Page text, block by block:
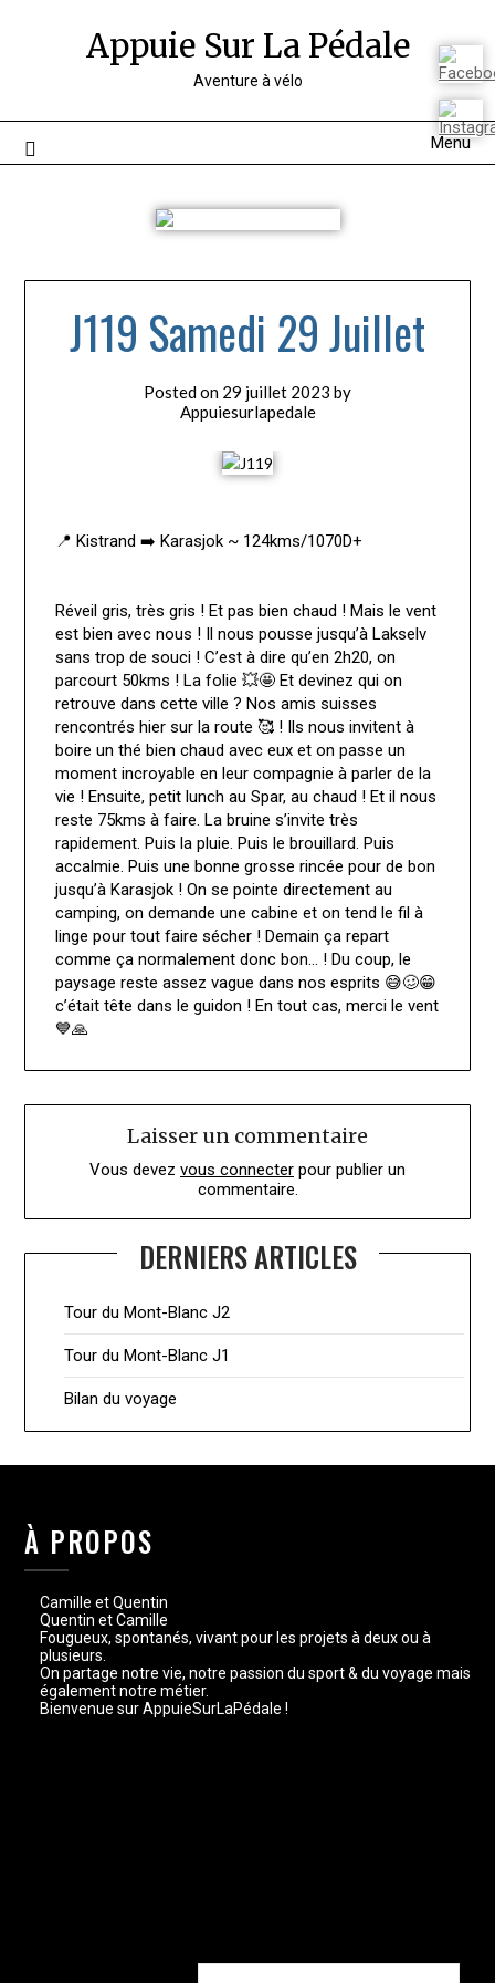
Appuie Sur La Pédale
Aventure à vélo
Menu
J119 Samedi 29 Juillet
Posted on 29 juillet 2023 by
Appuiesurlapedale
📍 Kistrand ➡️ Karasjok ~ 124kms/1070D+
Réveil gris, très gris ! Et pas bien chaud ! Mais le vent
est bien avec nous ! Il nous pousse jusqu’à Lakselv
sans trop de souci ! C’est à dire qu’en 2h20, on
parcourt 50kms ! La folie 💥🤩 Et devinez qui on
retrouve dans cette ville ? Nos amis suisses
rencontrés hier sur la route 🥰 ! Ils nous invitent à
boire un thé bien chaud avec eux et on passe un
moment incroyable en leur compagnie à parler de la
vie ! Ensuite, petit lunch au Spar, au chaud ! Et il nous
reste 75kms à faire. La bruine s’invite très
rapidement. Puis la pluie. Puis le brouillard. Puis
accalmie. Puis une bonne grosse rincée pour de bon
jusqu’à Karasjok ! On se pointe directement au
camping, on demande une cabine et on tend le fil à
linge pour tout faire sécher ! Demain ça repart
comme ça normalement donc bon… ! Du coup, le
paysage reste assez vague dans nos esprits 😅🥴😁
c’était tête dans le guidon ! En tout cas, merci le vent
💙🙏
Laisser un commentaire
Vous devez vous connecter pour publier un
commentaire.
DERNIERS ARTICLES
Tour du Mont-Blanc J2
Tour du Mont-Blanc J1
Bilan du voyage
À PROPOS
Camille et Quentin
Quentin et Camille
Fougueux, spontanés, vivant pour les projets à deux ou à
plusieurs.
On partage notre vie, notre passion du sport & du voyage mais
également notre métier.
Bienvenue sur AppuieSurLaPédale !